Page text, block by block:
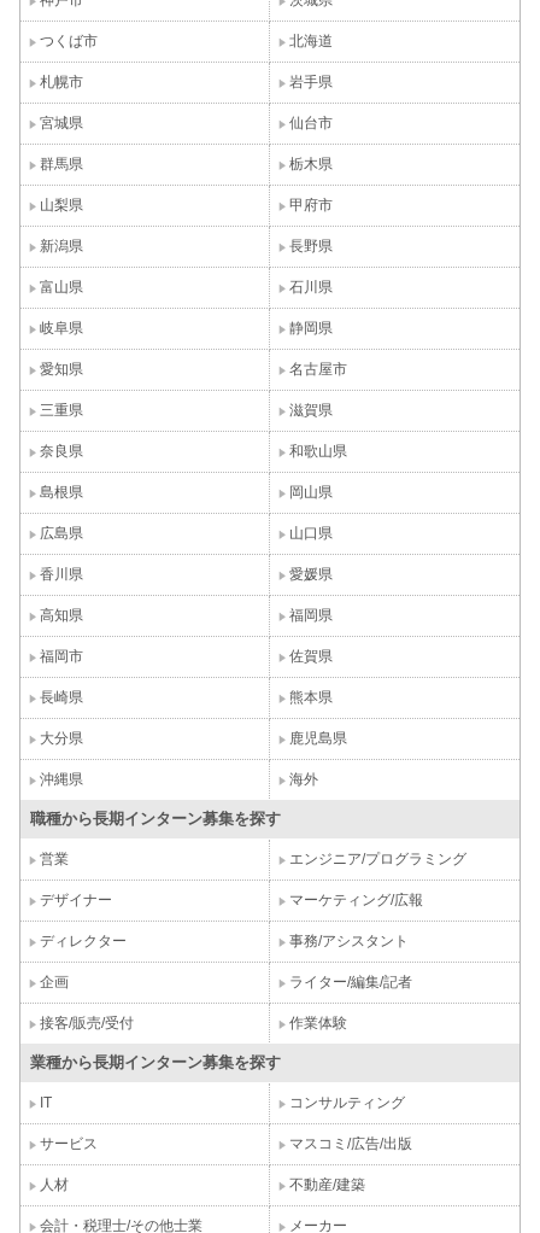
つくば市 北海道
札幌市 岩手県
宮城県 仙台市
群馬県 栃木県
山梨県 甲府市
新潟県 長野県
富山県 石川県
岐阜県 静岡県
愛知県 名古屋市
三重県 滋賀県
奈良県 和歌山県
島根県 岡山県
広島県 山口県
香川県 愛媛県
高知県 福岡県
福岡市 佐賀県
長崎県 熊本県
大分県 鹿児島県
沖縄県 海外
職種から長期インターン募集を探す
営業 エンジニア/プログラミング
デザイナー マーケティング/広報
ディレクター 事務/アシスタント
企画 ライター/編集/記者
接客/販売/受付 作業体験
業種から長期インターン募集を探す
IT コンサルティング
サービス マスコミ/広告/出版
人材 不動産/建築
会計・税理士/その他士業 メーカー